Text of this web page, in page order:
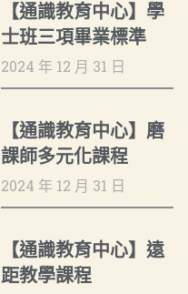
【通識教育中心】學
士班三項畢業標準
2024 年 12 月 31 日
【通識教育中心】磨
課師多元化課程
2024 年 12 月 31 日
【通識教育中心】遠
距教學課程